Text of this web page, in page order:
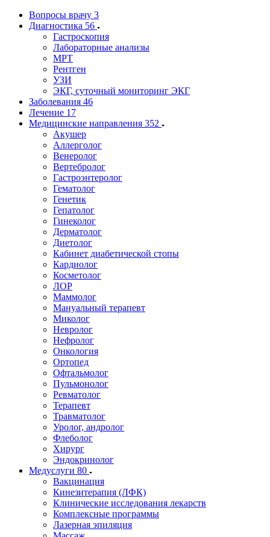
Вопросы врачу 3
Диагностика 56
Гастроскопия
Лабораторные анализы
МРТ
Рентген
УЗИ
ЭКГ, суточный мониторинг ЭКГ
Заболевания 46
Лечение 17
Медицинские направления 352
Акушер
Аллерголог
Венеролог
Вертебролог
Гастроэнтеролог
Гематолог
Генетик
Гепатолог
Гинеколог
Дерматолог
Диетолог
Кабинет диабетической стопы
Кардиолог
Косметолог
ЛОР
Маммолог
Мануальный терапевт
Миколог
Невролог
Нефролог
Онкология
Ортопед
Офтальмолог
Пульмонолог
Ревматолог
Терапевт
Травматолог
Уролог, андролог
Флеболог
Хирург
Эндокринолог
Медуслуги 80
Вакцинация
Кинезитерапия (ЛФК)
Клинические исследования лекарств
Комплексные программы
Лазерная эпиляция